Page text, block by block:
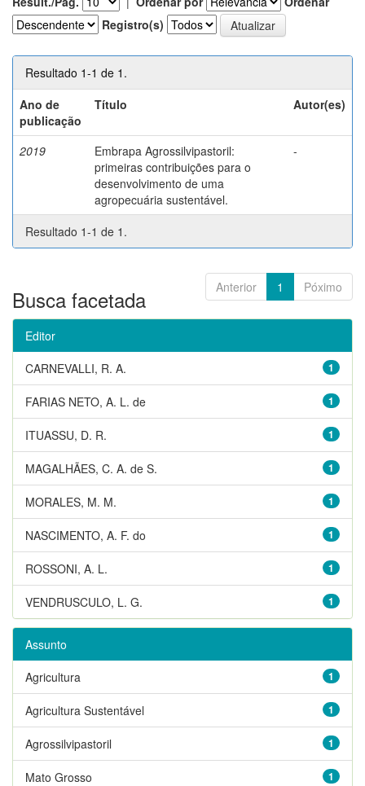
Registro(s)
Resultado 1-1 de 1.
Ano de
publicação
Título Autor(es)
2019
Embrapa Agrossilvipastoril:
primeiras contribuições para o
desenvolvimento de uma
agropecuária sustentável.
-
Resultado 1-1 de 1.
Anterior 1 Póximo
Busca facetada
Editor
1
CARNEVALLI, R. A.
1
FARIAS NETO, A. L. de
1
ITUASSU, D. R.
1
MAGALHÃES, C. A. de S.
1
MORALES, M. M.
1
NASCIMENTO, A. F. do
1
ROSSONI, A. L.
1
VENDRUSCULO, L. G.
Assunto
1
Agricultura
1
Agricultura Sustentável
1
Agrossilvipastoril
1
Mato Grosso